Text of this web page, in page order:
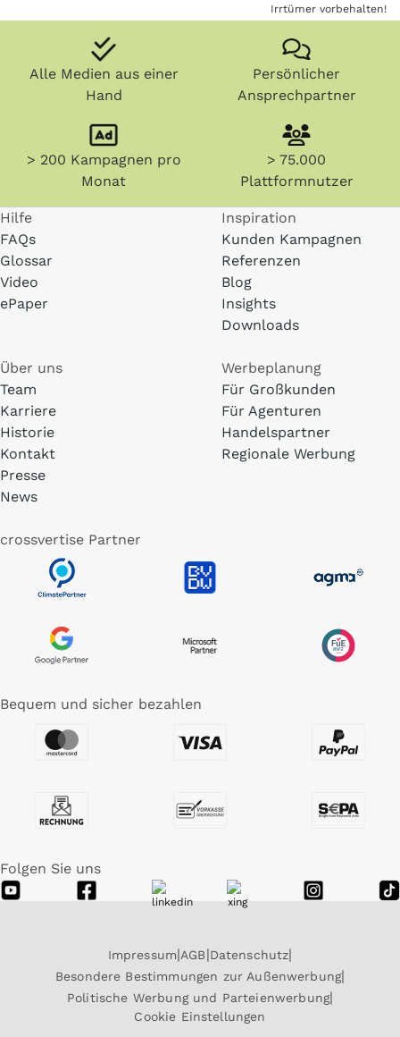
Irrtümer vorbehalten!
Alle Medien aus einer
Hand
Persönlicher
Ansprechpartner
> 200 Kampagnen pro
Monat
> 75.000
Plattformnutzer
Hilfe
FAQs
Glossar
Video
ePaper
Inspiration
Kunden Kampagnen
Referenzen
Blog
Insights
Downloads
Über uns
Team
Karriere
Historie
Kontakt
Presse
News
Werbeplanung
Für Großkunden
Für Agenturen
Handelspartner
Regionale Werbung
crossvertise Partner
Bequem und sicher bezahlen
Folgen Sie uns
Impressum AGB Datenschutz
Besondere Bestimmungen zur Außenwerbung
Politische Werbung und Parteienwerbung
Cookie Einstellungen